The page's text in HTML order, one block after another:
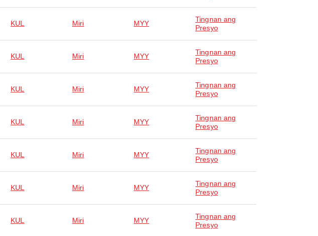
KUL Miri MYY
Tingnan ang
Presyo
KUL Miri MYY
Tingnan ang
Presyo
KUL Miri MYY
Tingnan ang
Presyo
KUL Miri MYY
Tingnan ang
Presyo
KUL Miri MYY
Tingnan ang
Presyo
KUL Miri MYY
Tingnan ang
Presyo
KUL Miri MYY
Tingnan ang
Presyo